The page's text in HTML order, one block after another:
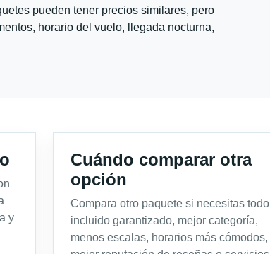
pueden tener precios similares, pero
horario del vuelo, llegada nocturna,
y
Cuándo comparar otra
opción
Compara otro paquete si necesitas todo
incluido garantizado, mejor categoría,
menos escalas, horarios más cómodos,